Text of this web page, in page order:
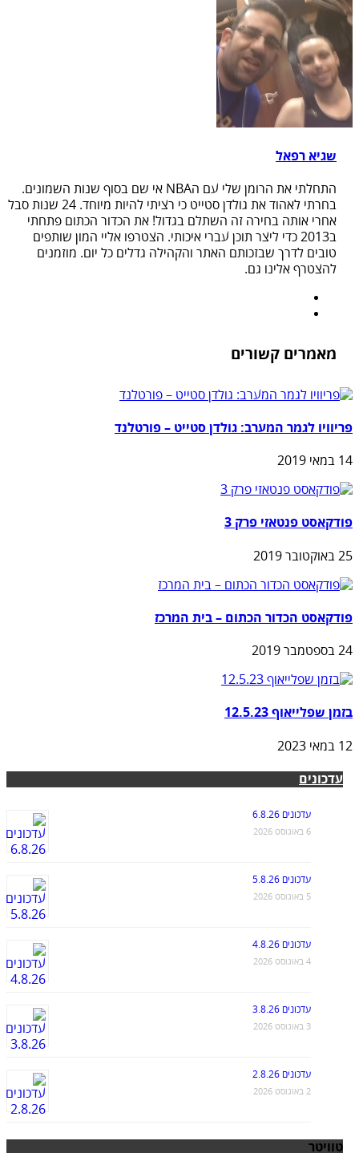
שגיא רפאל
התחלתי את הרומן שלי עם הNBA אי שם בסוף שנות השמונים.
בחרתי לאהוד את גולדן סטייט כי רציתי להיות מיוחד. 24 שנות סבל
אחרי אותה בחירה זה השתלם בגדול! את הכדור הכתום פתחתי
ב2013 כדי ליצר תוכן עברי איכותי. הצטרפו אליי המון שותפים
טובים לדרך שבזכותם האתר והקהילה גדלים כל יום. מוזמנים
להצטרף אלינו גם.
מאמרים קשורים
פריוויו לגמר המערב: גולדן סטייט – פורטלנד
14 במאי 2019
פודקאסט פנטאזי פרק 3
25 באוקטובר 2019
פודקאסט הכדור הכתום – בית המרכז
24 בספטמבר 2019
בזמן שפלייאוף 12.5.23
12 במאי 2023
עדכונים
עדכונים 6.8.26
6 באוגוסט 2026
עדכונים 5.8.26
5 באוגוסט 2026
עדכונים 4.8.26
4 באוגוסט 2026
עדכונים 3.8.26
3 באוגוסט 2026
עדכונים 2.8.26
2 באוגוסט 2026
טוויטר